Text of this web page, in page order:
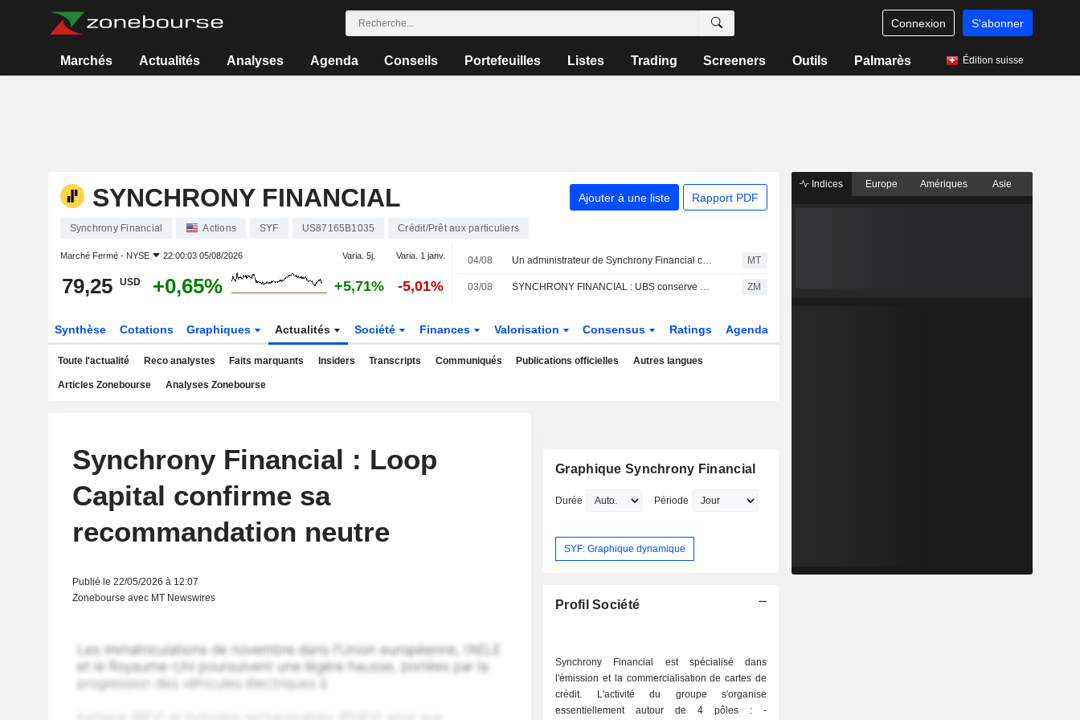
Connexion S'abonner
Marchés Actualités Analyses Agenda Conseils Portefeuilles Listes Trading Screeners Outils Palmarès Édition suisse
SYNCHRONY FINANCIAL Ajouter à une liste Rapport PDF
Synchrony Financial Actions SYF US87165B1035 Crédit/Prêt aux particuliers
Marché Fermé - NYSE 22:00:03 05/08/2026 Varia. 5j. Varia. 1 janv.
79,25 USD +0,65% +5,71% -5,01%
04/08 Un administrateur de Synchrony Financial cède pour 308 680 $ d'actions, selon un récent document de la SEC MT
03/08 SYNCHRONY FINANCIAL : UBS conserve son opinion neutre ZM
Synthèse Cotations Graphiques Actualités Société Finances Valorisation Consensus Ratings Agenda
Toute l'actualité Reco analystes Faits marquants Insiders Transcripts Communiqués Publications officielles Autres langues
Articles Zonebourse Analyses Zonebourse
Synchrony Financial : Loop
Capital confirme sa
recommandation neutre
Publié le 22/05/2026 à 12:07
Zonebourse avec MT Newswires
Graphique Synchrony Financial
Durée Période
SYF: Graphique dynamique
Profil Société
Synchrony Financial est spécialisé dans
l'émission et la commercialisation de cartes de
crédit. L'activité du groupe s'organise
essentiellement autour de 4 pôles : -
Indices Europe Amériques Asie